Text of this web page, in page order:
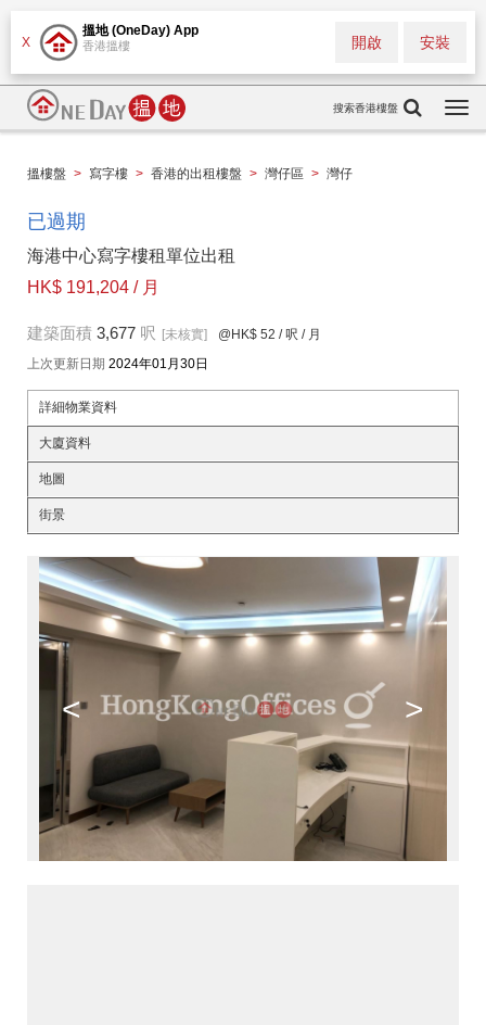
X
搵地 (OneDay) App
香港搵樓 安裝
開啟
搜索香港樓盤
搵樓盤 > 寫字樓 > 香港的出租樓盤 > 灣仔區 > 灣仔
已過期
海港中心寫字樓租單位出租
HK$ 191,204 / 月
建築面積 3,677 呎 [未核實] @HK$ 52 / 呎 / 月
上次更新日期 2024年01月30日
詳細物業資料
大廈資料
地圖
街景
< >